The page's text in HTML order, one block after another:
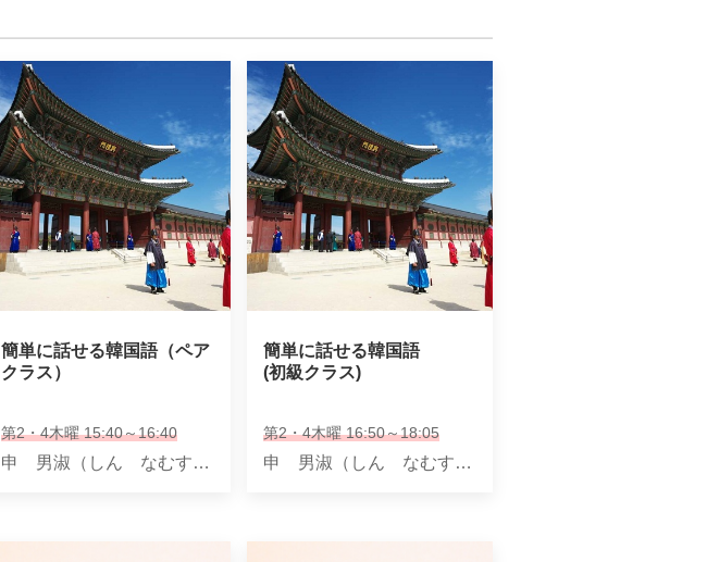
簡単に話せる韓国語（ペア
クラス）
第2・4木曜 15:40～16:40
申 男淑（しん なむすく）
簡単に話せる韓国語
(初級クラス)
第2・4木曜 16:50～18:05
申 男淑（しん なむすく）